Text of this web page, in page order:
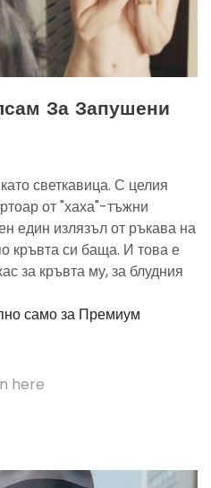
За Запушени
светкавица. С целия
от "хаха"-тъжни
един излязъл от ръкава на
кръвта си баща. И това е
за кръвта му, за блудния
само за Премиум
here